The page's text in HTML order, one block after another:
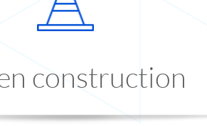
construction